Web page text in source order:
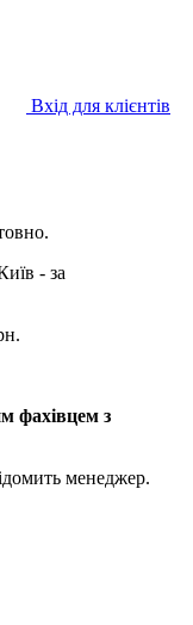
Вхід для клієнтів
- за
фахівцем з
менеджер.